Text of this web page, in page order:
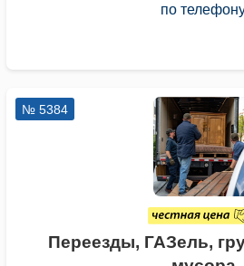
по
№ 5384
Переезды, ГАЗель,